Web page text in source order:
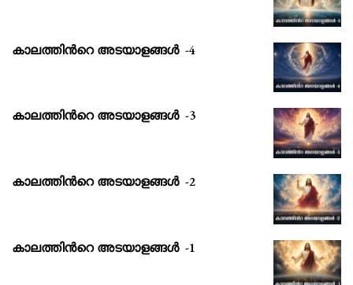
കാലത്തിൻറെ അടയാളങ്ങൾ -4
കാലത്തിൻറെ അടയാളങ്ങൾ -3
കാലത്തിൻറെ അടയാളങ്ങൾ -2
കാലത്തിൻറെ അടയാളങ്ങൾ -1